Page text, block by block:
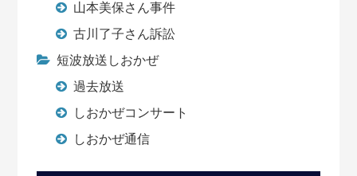
山本美保さん事件
古川了子さん訴訟
短波放送しおかぜ
過去放送
しおかぜコンサート
しおかぜ通信